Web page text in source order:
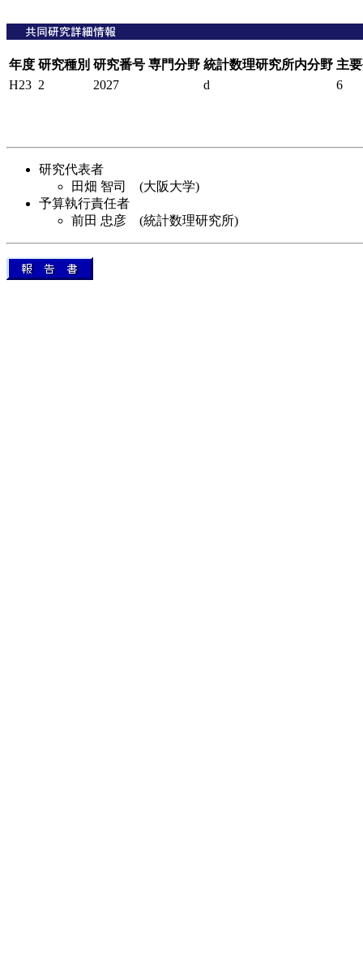
年度 研究種別 研究番号 専門分野 統計数理研究所内分野 主
H23 2 2027 d 6
研究代表者
田畑 智司 (大阪大学)
予算執行責任者
前田 忠彦 (統計数理研究所)